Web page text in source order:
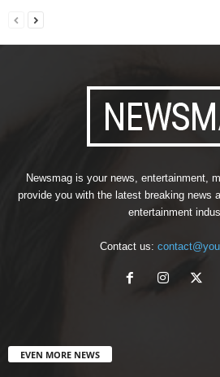
Newsmag is your news, entertainment,
provide you with the latest breaking news
entertainment
Contact us:
EVEN MORE NEWS